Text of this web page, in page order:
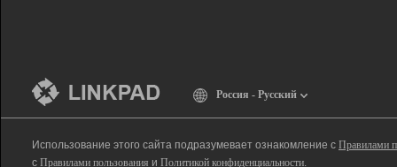
Россия - Русский
Использование этого сайта подразумевает ознакомление с Правилами
с Правилами пользования и Политикой конфиденциальности.